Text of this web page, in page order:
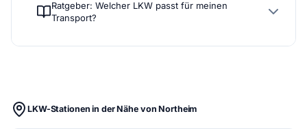
Ratgeber: Welcher LKW passt für meinen
Transport?
LKW-Stationen in der Nähe von Northeim